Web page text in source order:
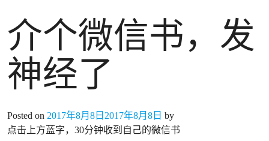
介个微信书，发
神经了
Posted on 2017年8月8日 2017年8月8日 by
点击上方蓝字，30分钟收到自己的微信书